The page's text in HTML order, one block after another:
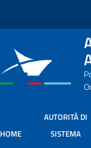
HOME
AUTORITÀ DI
SISTEMA